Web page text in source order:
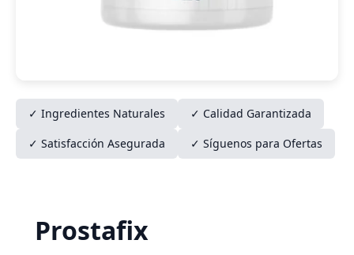
✓ Ingredientes Naturales
✓ Calidad Garantizada
✓ Satisfacción Asegurada
✓ Síguenos para Ofertas
Prostafix